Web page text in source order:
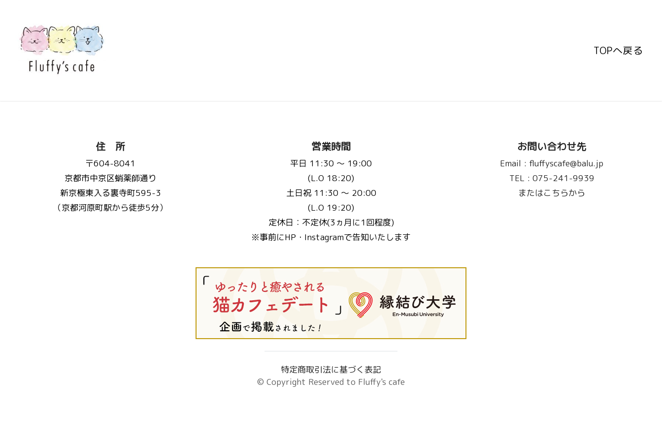
TOPへ戻る
TOPへ戻る
住 所
〒604-8041
京都市中京区蛸薬師通り
新京極東入る裏寺町595-3
（京都河原町駅から徒歩5分）
営業時間
平日 11:30 〜 19:00
(L.O 18:20)
土日祝 11:30 〜 20:00
(L.O 19:20)
定休日：不定休(3ヵ月に1回程度)
※事前にHP・Instagramで告知いたします
お問い合わせ先
Email : fluffyscafe@balu.jp
TEL : 075-241-9939
またはこちらから
特定商取引法に基づく表記
© Copyright Reserved to Fluffy's cafe